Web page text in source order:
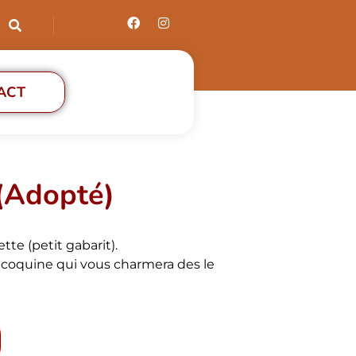
(petit gabarit).
qui vous charmera des le